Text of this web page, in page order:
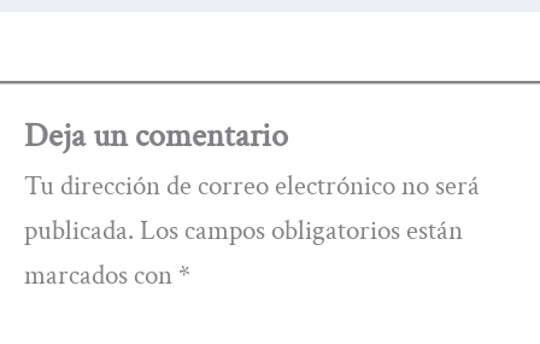
Deja un comentario
Tu dirección de correo electrónico no será
publicada. Los campos obligatorios están
marcados con *